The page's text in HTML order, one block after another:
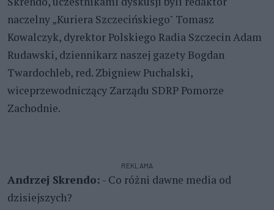
naczelny „Kuriera Szczecińskiego" Tomasz
Kowalczyk, dyrektor Polskiego Radia Szczecin Adam
Rudawski, dziennikarz naszej gazety Bogdan
Twardochleb, red. Zbigniew Puchalski,
wiceprzewodniczący Zarządu SDRP Pomorze
Zachodnie.
REKLAMA
Andrzej Skrendo: - Co różni dawne media od
dzisiejszych?